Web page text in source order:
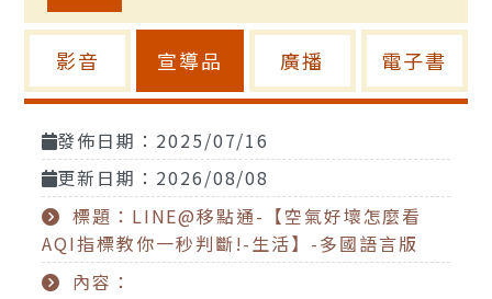
影音 宣導品 廣播 電子書
發佈日期：2025/07/16
更新日期：2026/08/08
標題：LINE@移點通-【空氣好壞怎麼看
AQI指標教你一秒判斷!-生活】-多國語言版
內容：